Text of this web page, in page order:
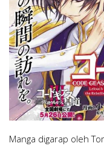
Manga digarap oleh